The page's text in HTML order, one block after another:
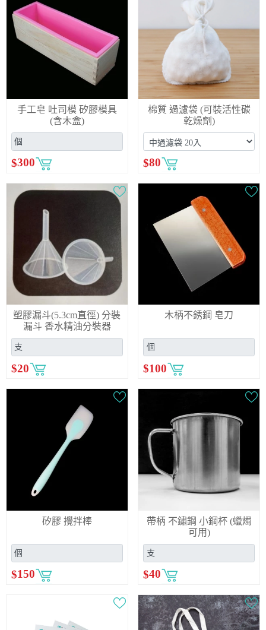
手工皂 吐司模 矽膠模具
(含木盒)
$300
棉質 過濾袋 (可裝活性碳
乾燥劑)
$80
塑膠漏斗(5.3cm直徑) 分裝
漏斗 香水精油分裝器
$20
木柄不銹鋼 皂刀
$100
矽膠 攪拌棒
$150
帶柄 不鏽鋼 小鋼杯 (蠟燭
可用)
$40